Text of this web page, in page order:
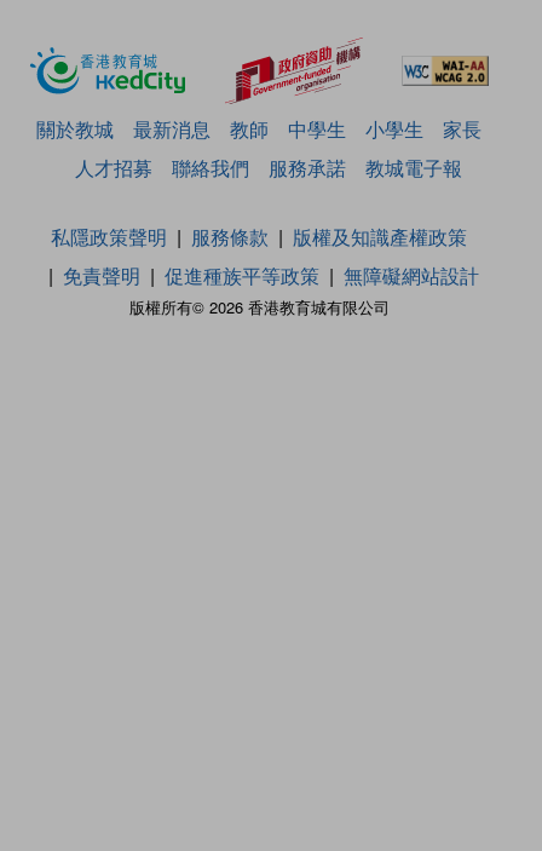
關於教城 最新消息 教師 中學生 小學生
家長
人才招募
聯絡我們 服務承諾 教城電子報
版權所有© 2026 香港教育城有限公司
私隱政策聲明 服務條款
版權及知識產權政策
免責聲明
促進種族平等政策 無障礙網站設計